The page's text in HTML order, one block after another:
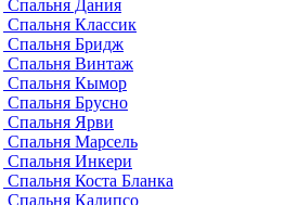
Спальня Дания
Спальня Классик
Спальня Бридж
Спальня Винтаж
Спальня Кымор
Спальня Брусно
Спальня Ярви
Спальня Марсель
Спальня Инкери
Спальня Коста Бланка
Спальня Калипсо